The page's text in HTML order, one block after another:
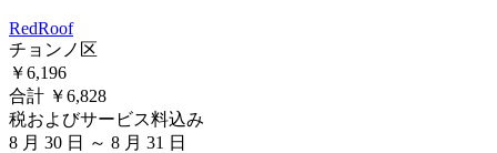
RedRoof
チョンノ区
￥6,196
合計 ￥6,828
税およびサービス料込み
8 月 30 日 ～ 8 月 31 日